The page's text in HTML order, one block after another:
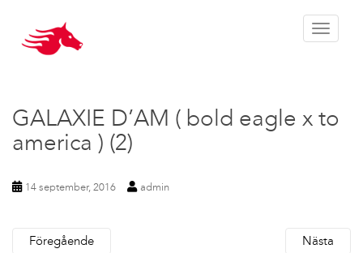
Toggle
GALAXIE D’AM ( bold eagle x to
america ) (2)
14 september, 2016 admin
Föregående Nästa